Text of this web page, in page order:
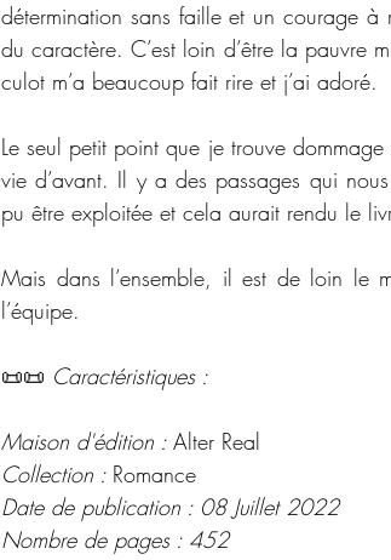
détermination sans faille et un courage à
du caractère. C’est loin d’être la pauvre
culot m’a beaucoup fait rire et j’ai adoré.
Le seul petit point que je trouve
vie d’avant. Il y a des passages qui
pu être exploitée et cela aurait rendu le
Mais dans l’ensemble, il est de loin le
l’équipe.
📜📜 Caractéristiques :
Maison d'édition : Alter Real
Collection : Romance
Date de publication : 08 Juillet 2022
Nombre de pages : 452